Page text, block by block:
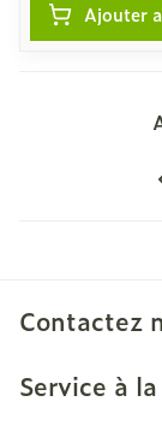
Ajouter
Contactez
Service à